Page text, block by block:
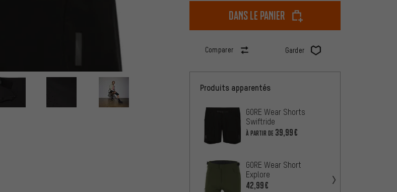
dans le panier
Comparer Garder
Produits apparentés
GORE Wear Shorts
Swiftride
À PARTIR DE 39,99€
GORE Wear Short
Explore
42,99€